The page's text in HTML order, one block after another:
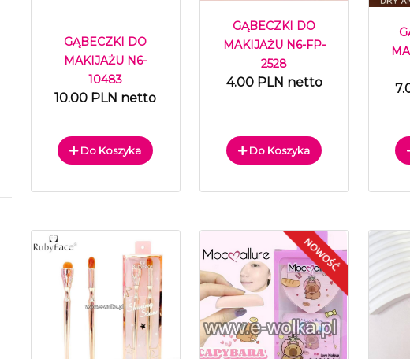
GĄBECZKI DO
MAKIJAŻU N6-
10483
10.00 PLN netto
Do Koszyka
GĄBECZKI DO
MAKIJAŻU N6-FP-
2528
4.00 PLN netto
Do Koszyka